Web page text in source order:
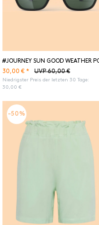
UVP 60,00 €
30,00 € *
Niedrigster Preis der letzten 30 Tage:
30,00 €
-50%